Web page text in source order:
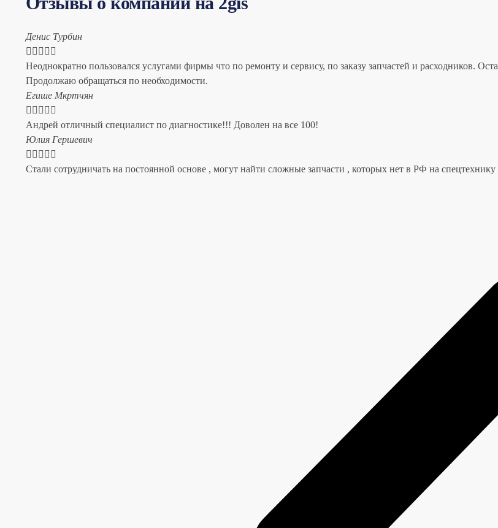
Денис Турбин
    
Неоднократно пользовался услугами фирмы что по ремонту и сервису, по заказу запчастей и расходников.
Продолжаю обращаться по необходимости.
​Егише Мкртчян
    
Андрей отличный специалист по диагностике!!! Доволен на все 100!
​Юлия Гершевич
    
Стали сотрудничать на постоянной основе , могут найти сложные запчасти , которых нет в РФ на